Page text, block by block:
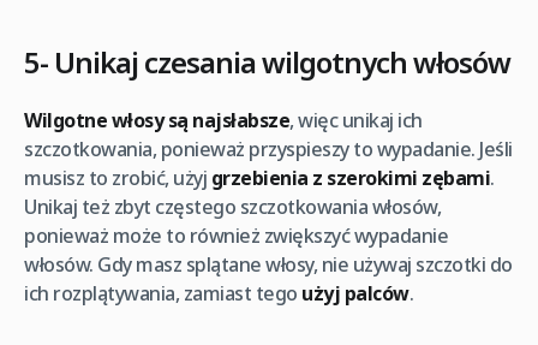
5- Unikaj czesania wilgotnych włosów
Wilgotne włosy są najsłabsze, więc unikaj ich
szczotkowania, ponieważ przyspieszy to wypadanie. Jeśli
musisz to zrobić, użyj grzebienia z szerokimi zębami.
Unikaj też zbyt częstego szczotkowania włosów,
ponieważ może to również zwiększyć wypadanie
włosów. Gdy masz splątane włosy, nie używaj szczotki do
ich rozplątywania, zamiast tego użyj palców.